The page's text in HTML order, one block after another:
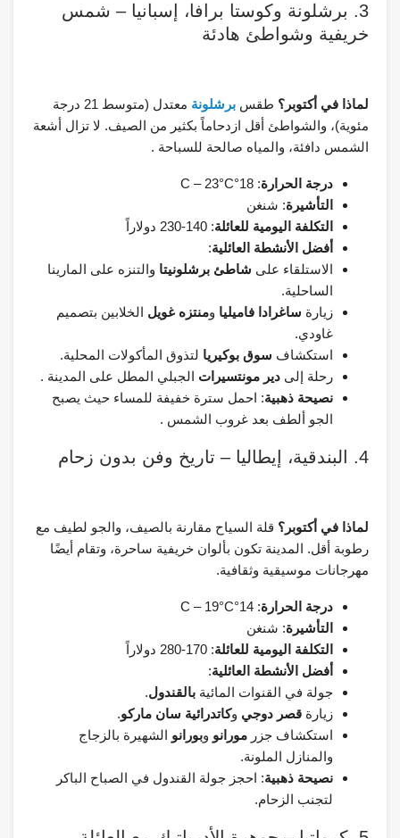
3. برشلونة وكوستا برافا، إسبانيا – شمس
خريفية وشواطئ هادئة
لماذا في أكتوبر؟ طقس برشلونة
معتدل (متوسط 21 درجة
مئوية)، والشواطئ أقل ازدحاماً بكثير من الصيف. لا تزال أشعة
الشمس دافئة، والمياه صالحة للسباحة .
درجة الحرارة: 18°C – 23°C
التأشيرة: شنغن
التكلفة اليومية للعائلة: 140-230 دولاراً
أفضل الأنشطة العائلية:
الاستلقاء على شاطئ برشلونيتا والتنزه على المارينا
الساحلية.
زيارة ساغرادا فاميليا ومنتزه غويل الخلابين بتصميم
غاودي.
استكشاف سوق بوكيريا لتذوق المأكولات المحلية.
رحلة إلى دير مونتسيرات الجبلي المطل على المدينة .
نصيحة ذهبية: احمل سترة خفيفة للمساء حيث يصبح
الجو ألطف بعد غروب الشمس .
4. البندقية، إيطاليا – تاريخ وفن بدون زحام
لماذا في أكتوبر؟ قلة السياح مقارنة بالصيف، والجو لطيف مع
رطوبة أقل. المدينة تكون بألوان خريفية ساحرة، وتقام أيضًا
مهرجانات موسيقية وثقافية.
درجة الحرارة: 14°C – 19°C
التأشيرة: شنغن
التكلفة اليومية للعائلة: 170-280 دولاراً
أفضل الأنشطة العائلية:
جولة في القنوات المائية بالقندول.
زيارة قصر دوجي وكاتدرائية سان ماركو.
استكشاف جزر مورانو وبورانو الشهيرة بالزجاج
والمنازل الملونة.
نصيحة ذهبية: احجز جولة القندول في الصباح الباكر
لتجنب الزحام.